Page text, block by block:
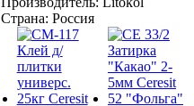
кирпич
затир.
смесь
(2kg
bucket),
,
Страна: Россия